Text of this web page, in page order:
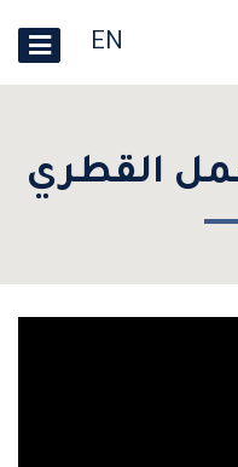
EN
القطري